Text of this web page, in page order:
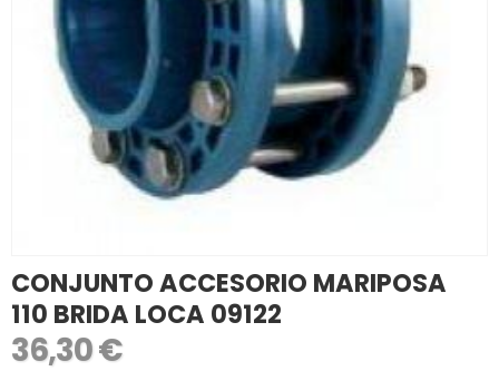
CONJUNTO ACCESORIO MARIPOSA
110 BRIDA LOCA 09122
36,30 €